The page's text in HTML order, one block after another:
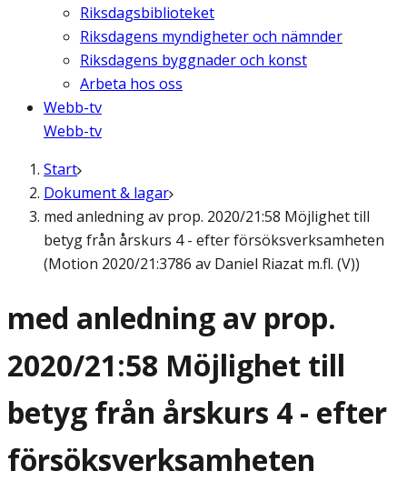
Riksdagsbiblioteket
Riksdagens myndigheter och nämnder
Riksdagens byggnader och konst
Arbeta hos oss
Webb-tv
Webb-tv
Start
Dokument & lagar
med anledning av prop. 2020/21:58 Möjlighet till
betyg från årskurs 4 - efter försöksverksamheten
(Motion 2020/21:3786 av Daniel Riazat m.fl. (V))
med anledning av prop.
2020/21:58 Möjlighet till
betyg från årskurs 4 - efter
försöksverksamheten